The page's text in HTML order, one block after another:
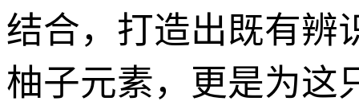
结合，打造出既有辨
柚子元素，更是为这